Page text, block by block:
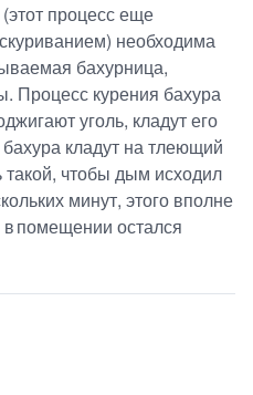
процесс еще
необходима
бахурница,
Процесс курения бахура
уголь, кладут его
кладут на тлеющий
чтобы дым исходил
минут, этого вполне
в помещении остался